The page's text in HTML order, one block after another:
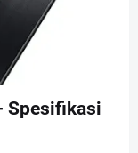
Spesifikasi